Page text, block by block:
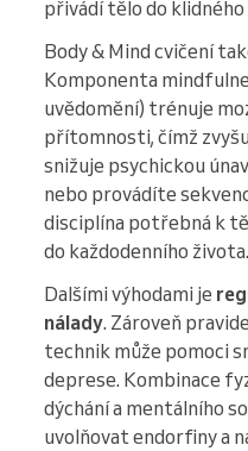
přivádí tělo do klidného
Body & Mind cvičení
Komponenta
uvědomění) trénuje
přítomnosti, čímž
snižuje psychickou
nebo provádíte
disciplína potřebná k
do každodenního života.
Dalšími výhodami je
nálady. Zároveň
technik může pomoci
deprese. Kombinace
dýchání a mentálního
uvolňovat endorfiny a